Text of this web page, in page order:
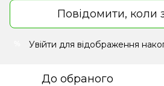
Повідомити, коли
Увійти для відображення
До обраного